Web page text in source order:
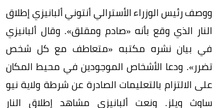
ووصف رئيس الوزراء الأسترالي أنتوني ألبانيزي إطلاق
النار الذي وقع بأنه «صادم ومقلق». وقال ألبانيزي
في بيان نشره مكتبه «متعاطف مع كل شخص
تضرر». ودعا الأشخاص الموجودين في محيط المكان
على الالتزام بالتعليمات الصادرة عن شرطة ولاية نيو
ساوث ويلز. ونعت ألبانيزي مشاهد إطلاق النار